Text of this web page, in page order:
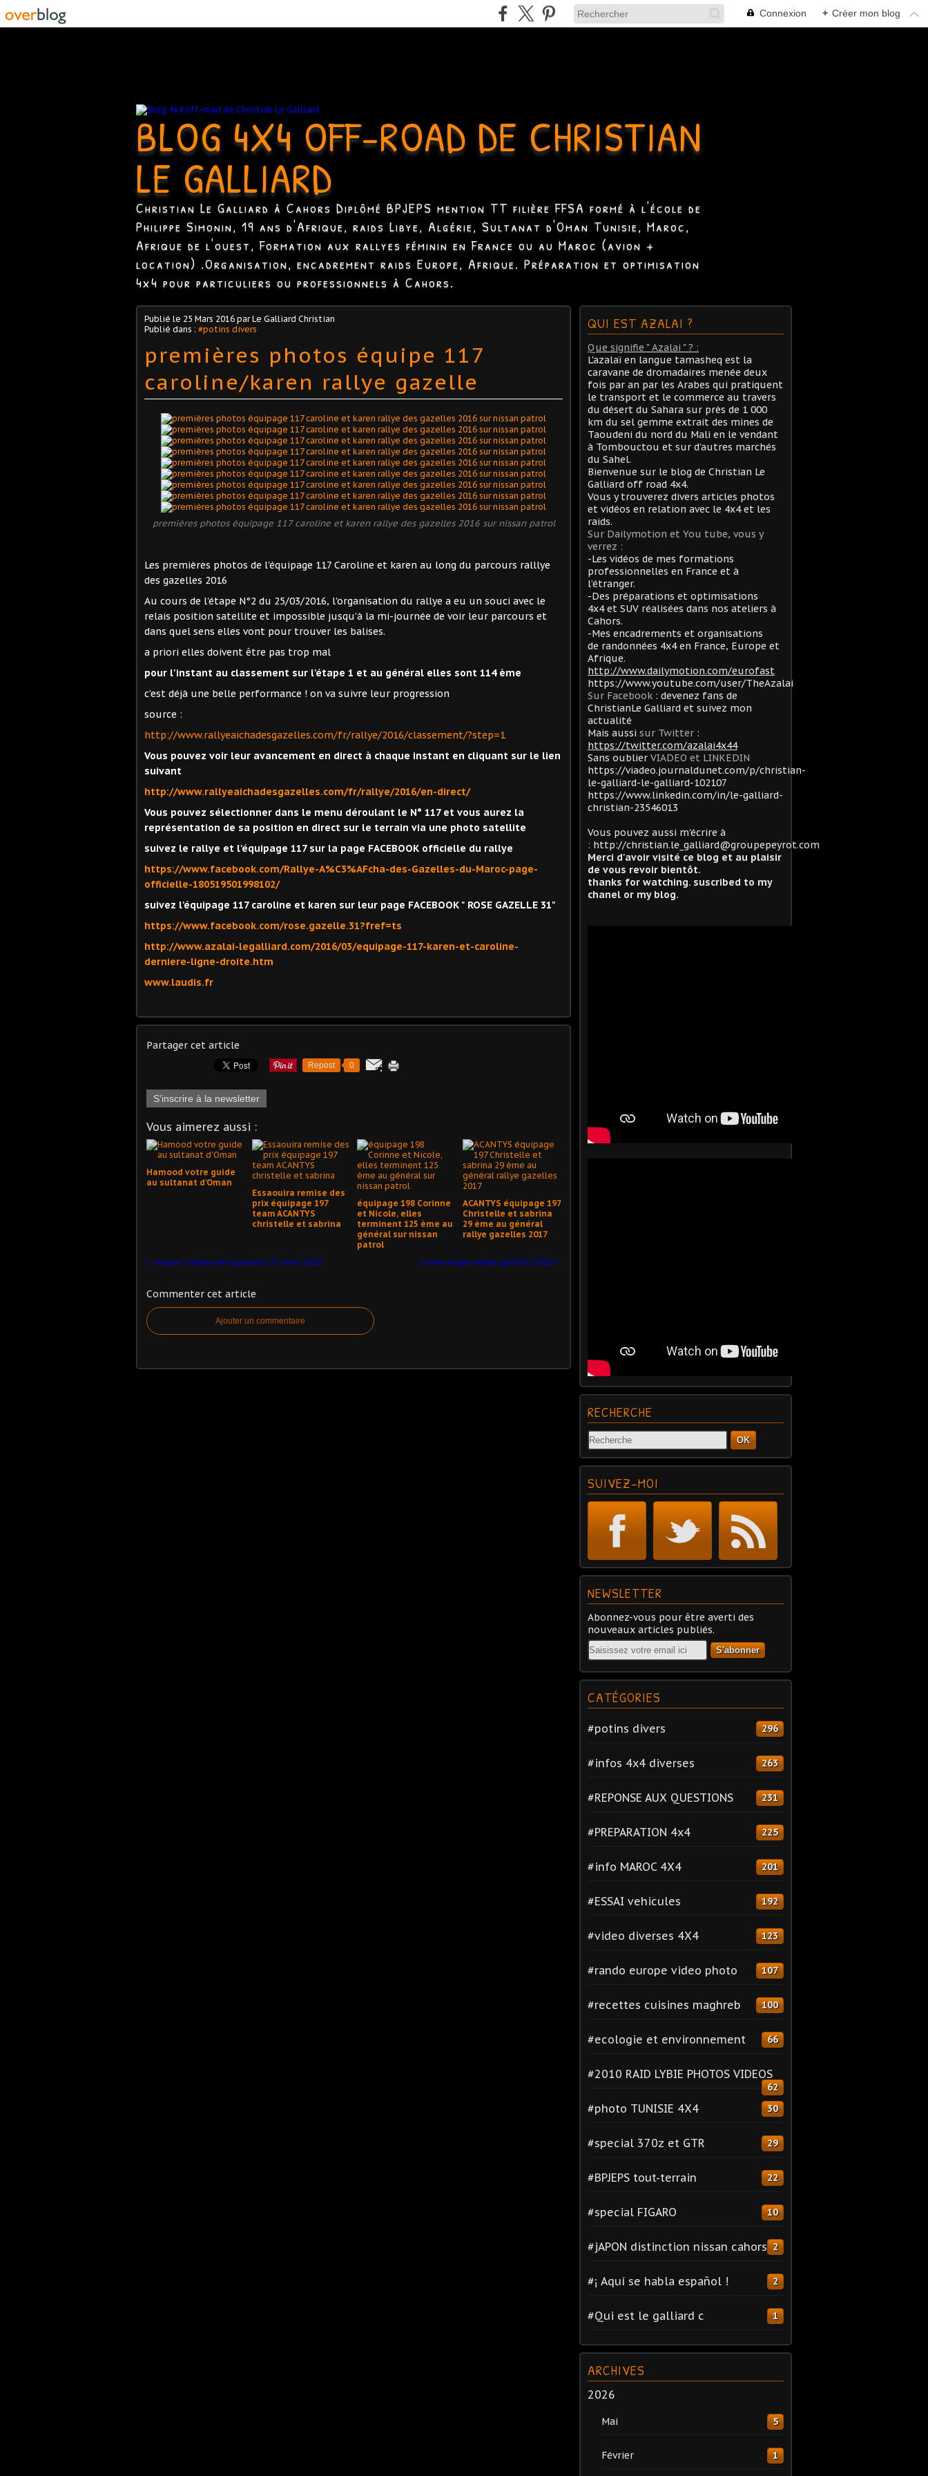
Connexion + Créer mon blog
BLOG 4X4 OFF-ROAD DE CHRISTIAN
LE GALLIARD
Christian Le Galliard à Cahors Diplômé BPJEPS mention TT filière FFSA formé à l'école de
Philippe Simonin, 19 ans d'Afrique, raids Libye, Algérie, Sultanat d'Oman Tunisie, Maroc,
Afrique de l'ouest, Formation aux rallyes féminin en France ou au Maroc (avion +
location) .Organisation, encadrement raids Europe, Afrique. Préparation et optimisation
4x4 pour particuliers ou professionnels à Cahors.
Publié le 25 Mars 2016 par Le Galliard Christian
Publié dans : #potins divers
premières photos équipe 117
caroline/karen rallye gazelle
premières photos équipage 117 caroline et karen rallye des gazelles 2016 sur nissan patrol
Les premières photos de l'équipage 117 Caroline et karen au long du parcours ralllye
des gazelles 2016
Au cours de l'étape N°2 du 25/03/2016, l'organisation du rallye a eu un souci avec le
relais position satellite et impossible jusqu'à la mi-journée de voir leur parcours et
dans quel sens elles vont pour trouver les balises.
a priori elles doivent être pas trop mal
pour l'instant au classement sur l'étape 1 et au général elles sont 114 ème
c'est déjà une belle performance ! on va suivre leur progression
source :
http://www.rallyeaichadesgazelles.com/fr/rallye/2016/classement/?step=1
Vous pouvez voir leur avancement en direct à chaque instant en cliquant sur le lien
suivant
http://www.rallyeaichadesgazelles.com/fr/rallye/2016/en-direct/
Vous pouvez sélectionner dans le menu déroulant le N° 117 et vous aurez la
représentation de sa position en direct sur le terrain via une photo satellite
suivez le rallye et l'équipage 117 sur la page FACEBOOK officielle du rallye
https://www.facebook.com/Rallye-A%C3%AFcha-des-Gazelles-du-Maroc-page-
officielle-180519501998102/
suivez l'équipage 117 caroline et karen sur leur page FACEBOOK " ROSE GAZELLE 31"
https://www.facebook.com/rose.gazelle.31?fref=ts
http://www.azalai-legalliard.com/2016/03/equipage-117-karen-et-caroline-
derniere-ligne-droite.htm
www.laudis.fr
Partager cet article
Repost 0
S'inscrire à la newsletter
Vous aimerez aussi :
Hamood votre guide
au sultanat d'Oman
Essaouira remise des
prix équipage 197
team ACANTYS
christelle et sabrina
équipage 198 Corinne
et Nicole, elles
terminent 125 ème au
général sur nissan
patrol
ACANTYS équipage 197
Christelle et sabrina
29 ème au général
rallye gazelles 2017
étape 2 rallye des gazelles 25 mars 2016 2 eme etape rallye gazelle 2016
Commenter cet article
Ajouter un commentaire
QUI EST AZALAI ?
Que signifie " Azalai " ? :
L'azalaï en langue tamasheq est la
caravane de dromadaires menée deux
fois par an par les Arabes qui pratiquent
le transport et le commerce au travers
du désert du Sahara sur près de 1 000
km du sel gemme extrait des mines de
Taoudeni du nord du Mali en le vendant
à Tombouctou et sur d’autres marchés
du Sahel.
Bienvenue sur le blog de Christian Le
Galliard off road 4x4.
Vous y trouverez divers articles photos
et vidéos en relation avec le 4x4 et les
raids.
Sur Dailymotion et You tube, vous y
verrez :
-Les vidéos de mes formations
professionnelles en France et à
l’étranger.
-Des préparations et optimisations
4x4 et SUV réalisées dans nos ateliers à
Cahors.
-Mes encadrements et organisations
de randonnées 4x4 en France, Europe et
Afrique.
http://www.dailymotion.com/eurofast
https://www.youtube.com/user/TheAzalai
Sur Facebook : devenez fans de
ChristianLe Galliard et suivez mon
actualité
Mais aussi sur Twitter :
https://twitter.com/azalai4x44
Sans oublier VIADEO et LINKEDIN
https://viadeo.journaldunet.com/p/christian-
le-galliard-le-galliard-102107
https://www.linkedin.com/in/le-galliard-
christian-23546013
Vous pouvez aussi m'écrire à
: http://christian.le_galliard@groupepeyrot.com
Merci d'avoir visité ce blog et au plaisir
de vous revoir bientôt.
thanks for watching. suscribed to my
chanel or my blog.
RECHERCHE
OK
SUIVEZ-MOI
NEWSLETTER
Abonnez-vous pour être averti des
nouveaux articles publiés.
Email
CATÉGORIES
#potins divers 296
#infos 4x4 diverses 263
#REPONSE AUX QUESTIONS 231
#PREPARATION 4x4 225
#info MAROC 4X4 201
#ESSAI vehicules 192
#video diverses 4X4 123
#rando europe video photo 107
#recettes cuisines maghreb 100
#ecologie et environnement 66
#2010 RAID LYBIE PHOTOS VIDEOS
62
#photo TUNISIE 4X4 30
#special 370z et GTR 29
#BPJEPS tout-terrain 22
#special FIGARO 10
#jAPON distinction nissan cahors 2
#¡ Aquí se habla español ! 2
#Qui est le galliard c 1
ARCHIVES
2026
Mai 5
Février 1